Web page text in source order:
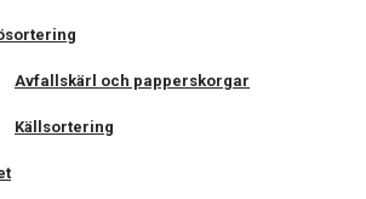
Avfallskärl och papperskorgar
Källsortering